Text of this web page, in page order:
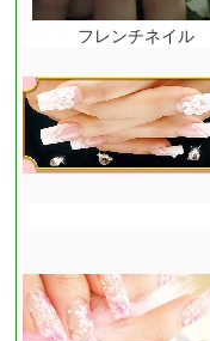
フレンチネイル